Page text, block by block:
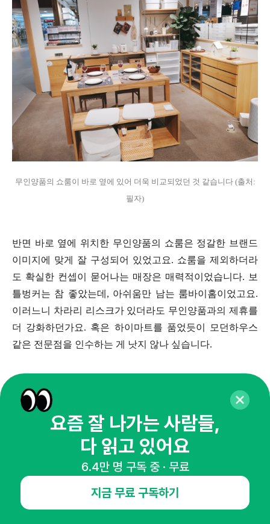
무인양품의 쇼룸이 바로 옆에 있어 더욱 비교되었던 것 같습니다 (출처:
필자)
반면 바로 옆에 위치한 무인양품의 쇼룸은 정갈한 브랜드
이미지에 맞게 잘 구성되어 있었고요. 쇼룸을 제외하더라
도 확실한 컨셉이 묻어나는 매장은 매력적이었습니다. 보
틀벙커는 참 좋았는데, 아쉬움만 남는 룸바이홈이었고요.
이러느니 차라리 리스크가 있더라도 무인양품과의 제휴를
더 강화하던가요. 혹은 하이마트를 품었듯이 모던하우스
같은 전문점을 인수하는 게 낫지 않나 싶습니다.
이마트타운의 교훈을 기억해야 합니다!
이처럼 좋았던 점도 아쉬웠던 점도 같이 있었던 제타플렉
스, 그래도 확실한 건 변화하고자 하는 롯데의 의지만큼은
강하게 느낄 수 있었습니다. 그렇다면 성과는 어땠을까요?
아직 1주일도 안된 시점이긴 하지만 개장 첫 3일간 매출이
71% 늘어나며 가능성은 보여준 상황입니다. 아직은 가능
성에 불과한 것이 평일에 방문했을 땐 내부 매장이 엄청 붐
요즘 잘 나가는 사람들,
다 읽고 있어요
6.4만 명 구독 중 · 무료
지금 무료 구독하기